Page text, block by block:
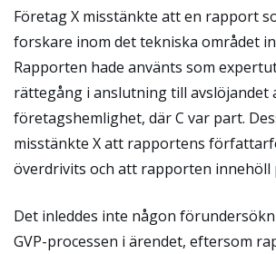
Företag X misstänkte att en rapport
forskare inom det tekniska området
Rapporten hade använts som
rättegång i anslutning till avslöjandet
företagshemlighet, där C var part.
misstänkte X att rapportens
överdrivits och att rapporten innehöll
Det inleddes inte någon
GVP-processen i ärendet, eftersom